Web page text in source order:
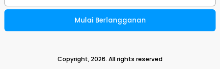
Mulai Berlangganan
Copyright,2026. All rights reserved